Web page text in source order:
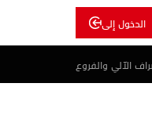
الدخول إلى
الآلي والفروع